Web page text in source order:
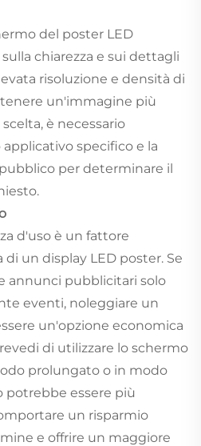
del poster LED
chiarezza e sui dettagli
risoluzione e densità di
un'immagine più
è necessario
specifico e la
per determinare il
d'uso è un fattore
un display LED poster. Se
annunci pubblicitari solo
eventi, noleggiare un
un'opzione economica
di utilizzare lo schermo
prolungato o in modo
potrebbe essere più
un risparmio
e offrire un maggiore